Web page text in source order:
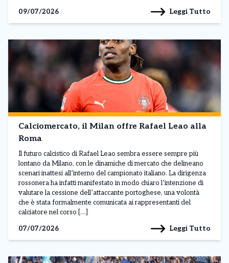
09/07/2026
Leggi Tutto
Calciomercato, il Milan offre Rafael Leao alla
Roma
Il futuro calcistico di Rafael Leao sembra essere sempre più
lontano da Milano, con le dinamiche di mercato che delineano
scenari inattesi all’interno del campionato italiano. La dirigenza
rossonera ha infatti manifestato in modo chiaro l’intenzione di
valutare la cessione dell’attaccante portoghese, una volontà
che è stata formalmente comunicata ai rappresentanti del
calciatore nel corso […]
07/07/2026
Leggi Tutto